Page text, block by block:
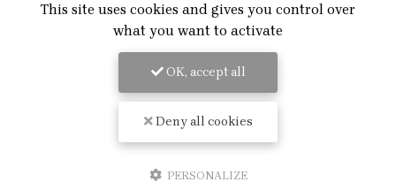
This site uses cookies and gives you control over
what you want to activate
OK, accept all
Deny all cookies
PERSONALIZE